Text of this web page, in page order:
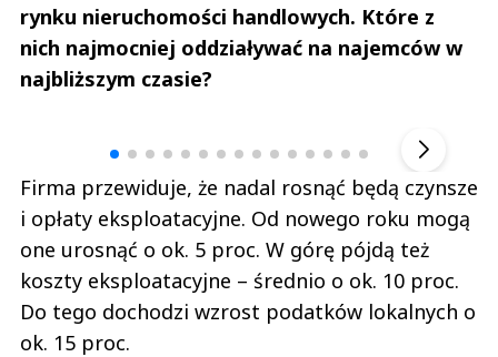
rynku nieruchomości handlowych. Które z
nich najmocniej oddziaływać na najemców w
najbliższym czasie?
Firma przewiduje, że nadal rosnąć będą czynsze
i opłaty eksploatacyjne. Od nowego roku mogą
one urosnąć o ok. 5 proc. W górę pójdą też
koszty eksploatacyjne – średnio o ok. 10 proc.
Do tego dochodzi wzrost podatków lokalnych o
ok. 15 proc.